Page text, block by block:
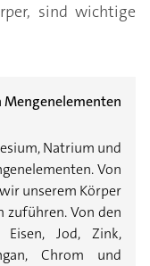
sind wichtige
Natrium und
Von
unserem Körper
Von den
Eisen, Jod, Zink,
Chrom und